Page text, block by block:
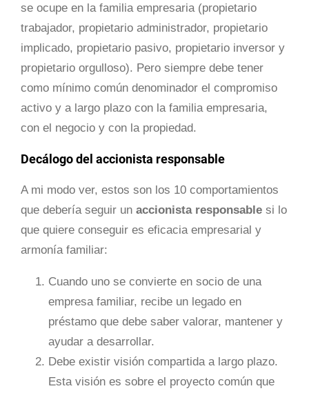
se ocupe en la familia empresaria (propietario
trabajador, propietario administrador, propietario
implicado, propietario pasivo, propietario inversor y
propietario orgulloso). Pero siempre debe tener
como mínimo común denominador el compromiso
activo y a largo plazo con la familia empresaria,
con el negocio y con la propiedad.
Decálogo del accionista responsable
A mi modo ver, estos son los 10 comportamientos
que debería seguir un accionista responsable si lo
que quiere conseguir es eficacia empresarial y
armonía familiar:
Cuando uno se convierte en socio de una
empresa familiar, recibe un legado en
préstamo que debe saber valorar, mantener y
ayudar a desarrollar.
Debe existir visión compartida a largo plazo.
Esta visión es sobre el proyecto común que